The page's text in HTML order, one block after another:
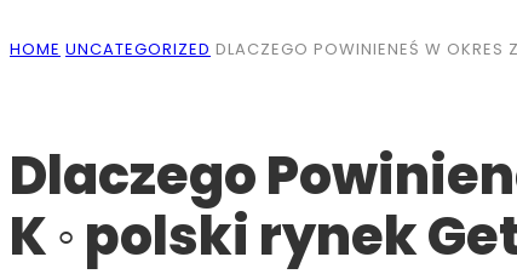
HOME UNCATEGORIZED DLACZEGO POWINIENEŚ W OKRES
Dlaczego
K ◦ polski rynek